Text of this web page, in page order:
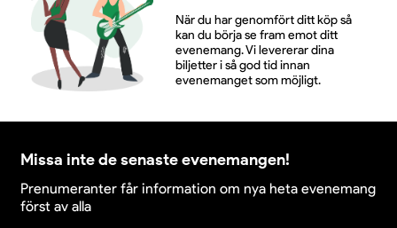
När du har genomfört ditt köp så
kan du börja se fram emot ditt
evenemang. Vi levererar dina
biljetter i så god tid innan
evenemanget som möjligt.
Missa inte de senaste evenemangen!
Prenumeranter får information om nya heta evenemang
först av alla